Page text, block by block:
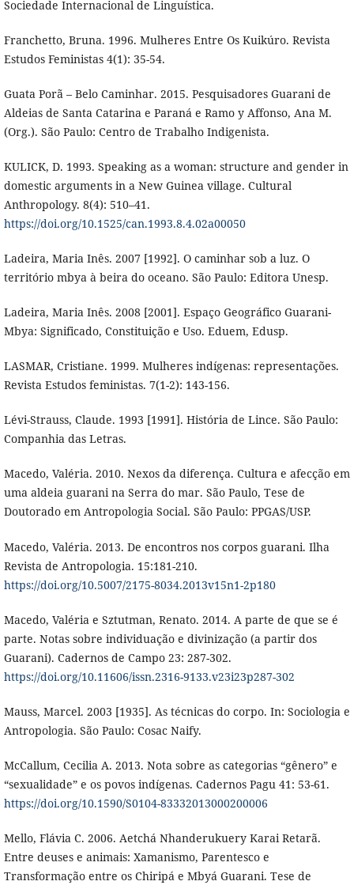
Sociedade Internacional de Linguística.
Franchetto, Bruna. 1996. Mulheres Entre Os Kuikúro. Revista
Estudos Feministas 4(1): 35-54.
Guata Porã – Belo Caminhar. 2015. Pesquisadores Guarani de
Aldeias de Santa Catarina e Paraná e Ramo y Affonso, Ana M.
(Org.). São Paulo: Centro de Trabalho Indigenista.
KULICK, D. 1993. Speaking as a woman: structure and gender in
domestic arguments in a New Guinea village. Cultural
Anthropology. 8(4): 510–41.
https://doi.org/10.1525/can.1993.8.4.02a00050
Ladeira, Maria Inês. 2007 [1992]. O caminhar sob a luz. O
território mbya à beira do oceano. São Paulo: Editora Unesp.
Ladeira, Maria Inês. 2008 [2001]. Espaço Geográfico Guarani-
Mbya: Significado, Constituição e Uso. Eduem, Edusp.
LASMAR, Cristiane. 1999. Mulheres indígenas: representações.
Revista Estudos feministas. 7(1-2): 143-156.
Lévi-Strauss, Claude. 1993 [1991]. História de Lince. São Paulo:
Companhia das Letras.
Macedo, Valéria. 2010. Nexos da diferença. Cultura e afecção em
uma aldeia guarani na Serra do mar. São Paulo, Tese de
Doutorado em Antropologia Social. São Paulo: PPGAS/USP.
Macedo, Valéria. 2013. De encontros nos corpos guarani. Ilha
Revista de Antropologia. 15:181-210.
https://doi.org/10.5007/2175-8034.2013v15n1-2p180
Macedo, Valéria e Sztutman, Renato. 2014. A parte de que se é
parte. Notas sobre individuação e divinização (a partir dos
Guarani). Cadernos de Campo 23: 287-302.
https://doi.org/10.11606/issn.2316-9133.v23i23p287-302
Mauss, Marcel. 2003 [1935]. As técnicas do corpo. In: Sociologia e
Antropologia. São Paulo: Cosac Naify.
McCallum, Cecilia A. 2013. Nota sobre as categorias “gênero” e
“sexualidade” e os povos indígenas. Cadernos Pagu 41: 53-61.
https://doi.org/10.1590/S0104-83332013000200006
Mello, Flávia C. 2006. Aetchá Nhanderukuery Karai Retarã.
Entre deuses e animais: Xamanismo, Parentesco e
Transformação entre os Chiripá e Mbyá Guarani. Tese de